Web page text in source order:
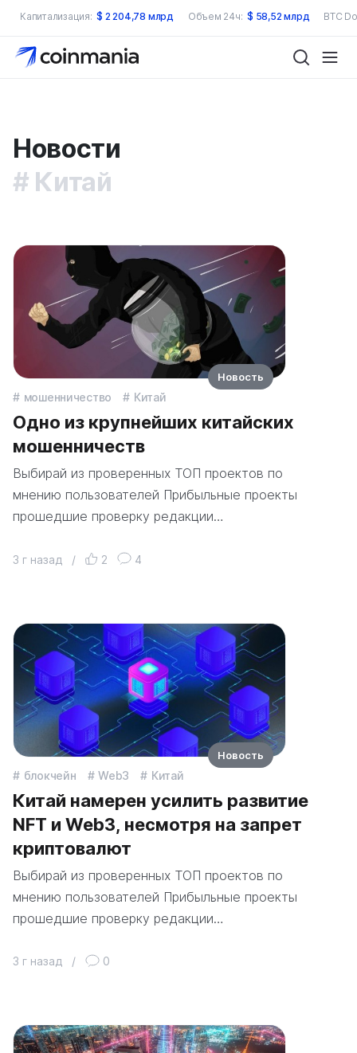
Капитализация: $ 2 204,78 млрд Объем 24ч: $ 58,52 млрд BTC
Новости
Китай
мошенничество Китай
Одно из крупнейших китайских
мошенничеств
Выбирай из проверенных ТОП проектов по
мнению пользователей Прибыльные проекты
прошедшие проверку редакции…
3 г назад / 2 4
Новость
блокчейн Web3 Китай
Китай намерен усилить развитие
NFT и Web3, несмотря на запрет
криптовалют
Выбирай из проверенных ТОП проектов по
мнению пользователей Прибыльные проекты
прошедшие проверку редакции…
3 г назад / 0
Новость